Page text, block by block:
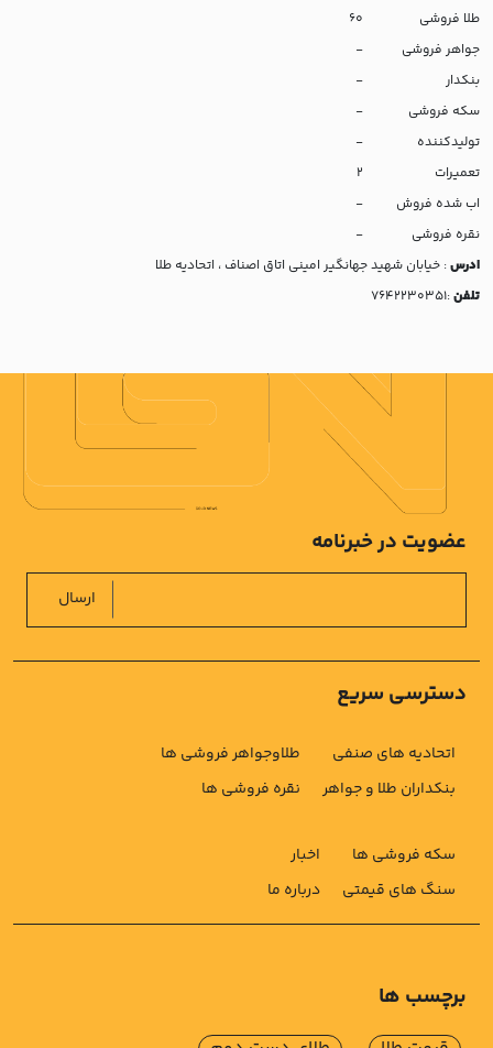
طلا فروشی
60
جواهر فروشی
-
بنکدار
-
سکه فروشی
-
تولیدکننده
-
تعمیرات
2
اب شده فروش
-
نقره فروشی
-
ادرس: خیابان شهید جهانگیر امینی اتاق اصناف ، اتحادیه طلا
تلفن:7642230351
دسترسی سریع
اتحادیه های صنفی
بنکداران طلا و جواهر
طلاوجواهر فروشی ها
نقره فروشی ها
سکه فروشی ها
سنگ های قیمتی
اخبار
درباره ما
عضویت در خبرنامه
ارسال
برچسب ها